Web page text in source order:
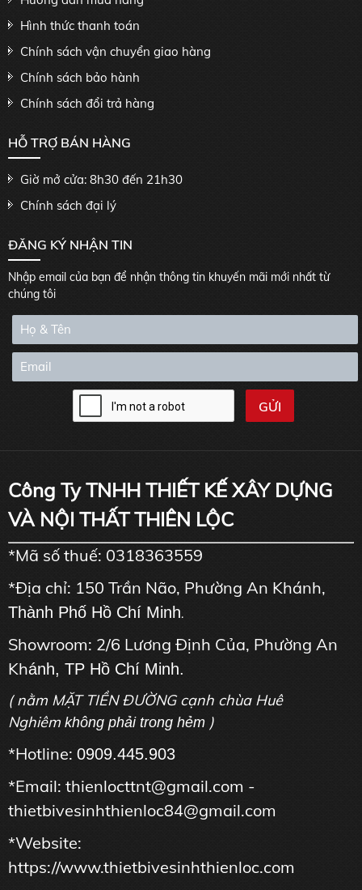
Hình thức thanh toán
Chính sách vận chuyển giao hàng
Chính sách bảo hành
Chính sách đổi trả hàng
HỖ TRỢ BÁN HÀNG
Giờ mở cửa: 8h30 đến 21h30
Chính sách đại lý
ĐĂNG KÝ NHẬN TIN
Nhập email của bạn để nhận thông tin khuyến mãi mới nhất từ
chúng tôi
Công Ty TNHH THIẾT KẾ XÂY DỰNG
VÀ NỘI THẤT THIÊN LỘC
*Mã số thuế: 0318363559
*Địa chỉ: 150 Trần Não, Phường An Khánh,
Thành Phố Hồ Chí Minh.
Showroom: 2/6 Lương Định Của, Phường An
Khánh, TP Hồ Chí Minh.
( nằm MẶT TIỀN ĐƯỜNG cạnh chùa Huê
Nghiêm không phải trong hẻm )
*Hotline: 0909.445.903
*Email: thienlocttnt@gmail.com -
thietbivesinhthienloc84@gmail.com
*Website:
https://www.thietbivesinhthienloc.com